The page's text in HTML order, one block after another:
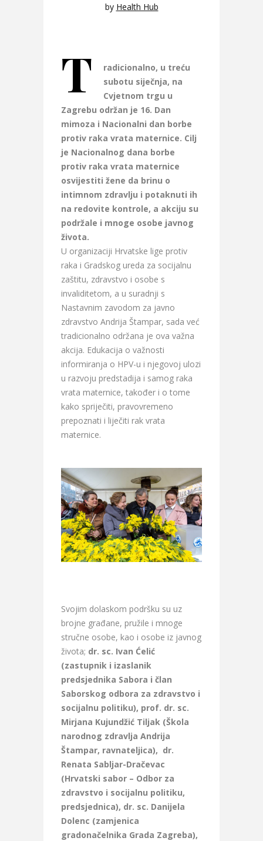
by Health Hub
T
radicionalno, u treću
subotu siječnja, na
Cvjetnom trgu u
Zagrebu održan je 16. Dan
mimoza i Nacionalni dan borbe
protiv raka vrata maternice. Cilj
je Nacionalnog dana borbe
protiv raka vrata maternice
osvijestiti žene da brinu o
intimnom zdravlju i potaknuti ih
na redovite kontrole, a akciju su
podržale i mnoge osobe javnog
života.
U organizaciji Hrvatske lige protiv
raka i Gradskog ureda za socijalnu
zaštitu, zdravstvo i osobe s
invaliditetom, a u suradnji s
Nastavnim zavodom za javno
zdravstvo Andrija Štampar, sada već
tradicionalno održana je ova važna
akcija. Edukacija o važnosti
informiranja o HPV-u i njegovoj ulozi
u razvoju predstadija i samog raka
vrata maternice, također i o tome
kako spriječiti, pravovremeno
prepoznati i liječiti rak vrata
maternice.
Svojim dolaskom podršku su uz
brojne građane, pružile i mnoge
stručne osobe, kao i osobe iz javnog
života; dr. sc. Ivan Ćelić
(zastupnik i izaslanik
predsjednika Sabora i član
Saborskog odbora za zdravstvo i
socijalnu politiku), prof. dr. sc.
Mirjana Kujundžić Tiljak (Škola
narodnog zdravlja Andrija
Štampar, ravnateljica), dr.
Renata Sabljar-Dračevac
(Hrvatski sabor – Odbor za
zdravstvo i socijalnu politiku,
predsjednica), dr. sc. Danijela
Dolenc (zamjenica
gradonačelnika Grada Zagreba),